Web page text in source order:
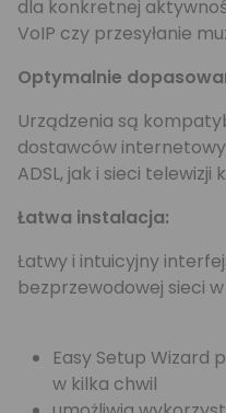
dla konkretnej
VoIP czy przesyłanie
Optymalnie
Urządzenia są
dostawców
ADSL, jak i sieci
Łatwa instalacja:
Łatwy i intuicyjny
bezprzewodowej sieci
Easy Setup Wizard
w kilka chwil